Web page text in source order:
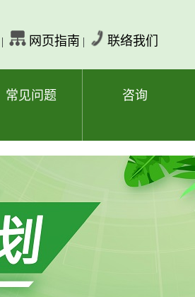
| 网页指南 | 联络我们
常见问题 咨询